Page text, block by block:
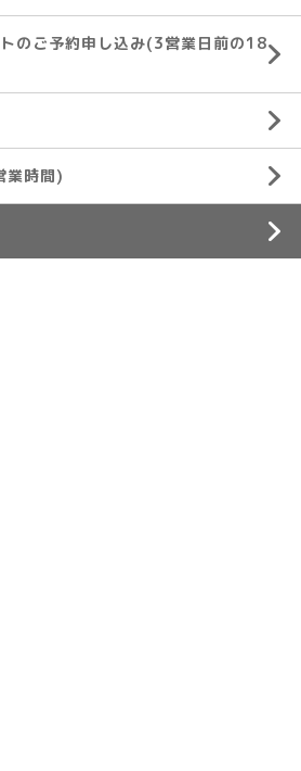
のご予約申し込み(3営業日前の18
業時間)